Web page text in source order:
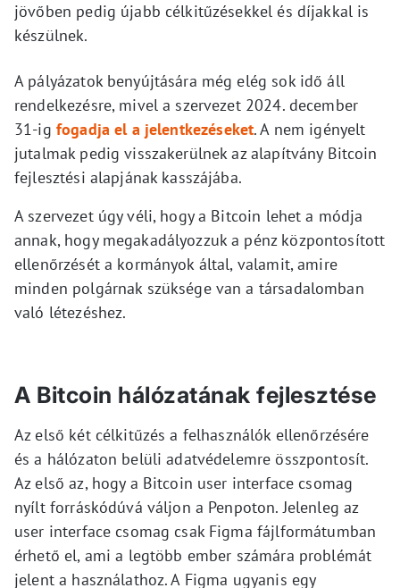
jövőben pedig újabb célkitűzésekkel és díjakkal is
készülnek.
A pályázatok benyújtására még elég sok idő áll
rendelkezésre, mivel a szervezet 2024. december
31-ig fogadja el a jelentkezéseket. A nem igényelt
jutalmak pedig visszakerülnek az alapítvány Bitcoin
fejlesztési alapjának kasszájába.
A szervezet úgy véli, hogy a Bitcoin lehet a módja
annak, hogy megakadályozzuk a pénz központosított
ellenőrzését a kormányok által, valamit, amire
minden polgárnak szüksége van a társadalomban
való létezéshez.
A Bitcoin hálózatának fejlesztése
Az első két célkitűzés a felhasználók ellenőrzésére
és a hálózaton belüli adatvédelemre összpontosít.
Az első az, hogy a Bitcoin user interface csomag
nyílt forráskódúvá váljon a Penpoton. Jelenleg az
user interface csomag csak Figma fájlformátumban
érhető el, ami a legtöbb ember számára problémát
jelent a használathoz. A Figma ugyanis egy